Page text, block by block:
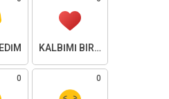
KALBIMI BIRAKTIM
0 0